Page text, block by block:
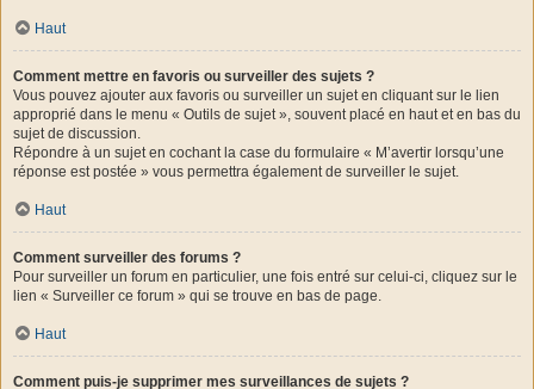
Haut
Comment mettre en favoris ou surveiller des sujets ?
Vous pouvez ajouter aux favoris ou surveiller un sujet en cliquant sur le lien
approprié dans le menu « Outils de sujet », souvent placé en haut et en bas du
sujet de discussion.
Répondre à un sujet en cochant la case du formulaire « M’avertir lorsqu’une
réponse est postée » vous permettra également de surveiller le sujet.
Haut
Comment surveiller des forums ?
Pour surveiller un forum en particulier, une fois entré sur celui-ci, cliquez sur le
lien « Surveiller ce forum » qui se trouve en bas de page.
Haut
Comment puis-je supprimer mes surveillances de sujets ?